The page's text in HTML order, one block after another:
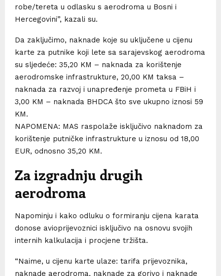
robe/tereta u odlasku s aerodroma u Bosni i
Hercegovini”, kazali su.
Da zaključimo, naknade koje su uključene u cijenu
karte za putnike koji lete sa sarajevskog aerodroma
su sljedeće: 35,20 KM – naknada za korištenje
aerodromske infrastrukture, 20,00 KM taksa –
naknada za razvoj i unapređenje prometa u FBiH i
3,00 KM – naknada BHDCA što sve ukupno iznosi 59
KM.
NAPOMENA: MAS raspolaže isključivo naknadom za
korištenje putničke infrastrukture u iznosu od 18,00
EUR, odnosno 35,20 KM.
Za izgradnju drugih
aerodroma
Napominju i kako odluku o formiranju cijena karata
donose avioprijevoznici isključivo na osnovu svojih
internih kalkulacija i procjene tržišta.
“Naime, u cijenu karte ulaze: tarifa prijevoznika,
naknade aerodroma, naknade za gorivo i naknade